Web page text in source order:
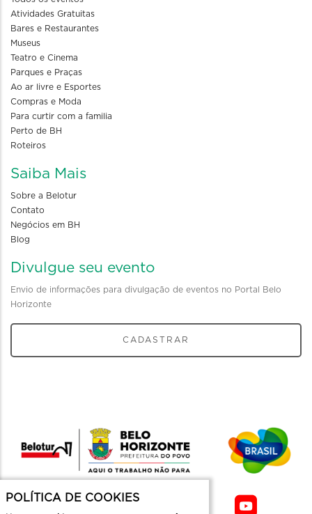
Atividades Gratuitas
Bares e Restaurantes
Museus
Teatro e Cinema
Parques e Praças
Ao ar livre e Esportes
Compras e Moda
Para curtir com a familia
Perto de BH
Roteiros
Saiba Mais
Sobre a Belotur
Contato
Negócios em BH
Blog
Divulgue seu evento
Envio de informações para divulgação de eventos no Portal Belo
Horizonte
CADASTRAR
POLÍTICA DE COOKIES